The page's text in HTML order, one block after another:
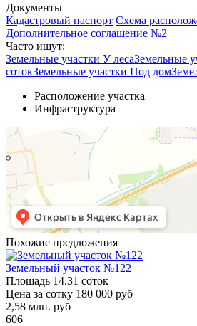
Документы
Кадастровый паспорт Схема
Дополнительное соглашение №2
Часто ищут:
Земельные участки У лесаЗемельные
сотокЗемельные участки Под дом
Расположение участка
Инфраструктура
Похожие предложения
Земельный участок №122
Площадь 14.31 соток
Цена за сотку 180 000 руб
2,58 млн. руб
606